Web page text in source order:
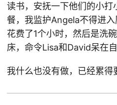
读书，安抚一下他们的小
餐，我监护Angela不得进
花费了1个小时，然后是洗
床，命令Lisa和David呆在自
我什么也没有做，已经累得